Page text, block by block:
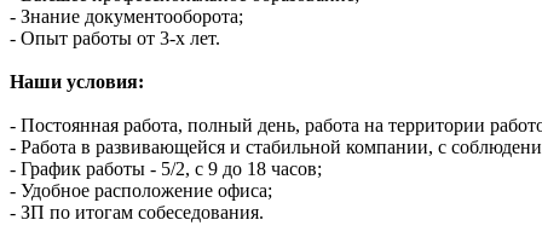
- Знание документооборота;
- Опыт работы от 3-х лет.
Наши условия:
- Постоянная работа, полный день, работа на территории
- Работа в развивающейся и стабильной компании, с
- График работы - 5/2, с 9 до 18 часов;
- Удобное расположение офиса;
- ЗП по итогам собеседования.